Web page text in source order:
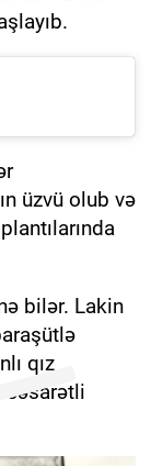
(@idmanbiz)
üzvü olub və
bilər. Lakin
qız
cəsarətli